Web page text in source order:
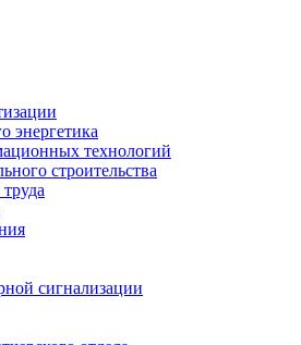
энергетика
технологий
строительства
сигнализации